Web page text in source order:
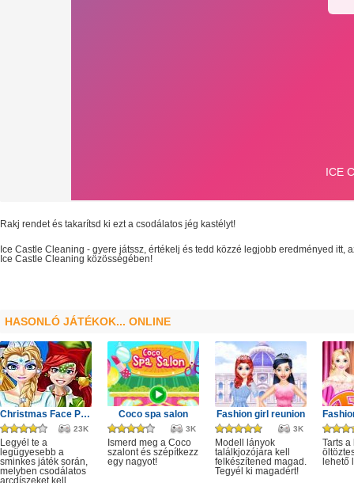
Rakj rendet és takarítsd ki ezt a csodálatos jég kastélyt!
Ice Castle Cleaning - gyere játssz, értékelj és tedd közzé legjobb eredményed itt,
Ice Castle Cleaning közösségében!
HASONLÓ JÁTÉKOK... ONLINE
Christmas Face Painting
23K
Legyél te a
legügyesebb a
sminkes játék során,
melyben csodálatos
arcdíszeket kell...
Coco spa salon
3K
Ismerd meg a Coco
szalont és szépítkezz
egy nagyot!
Fashion girl reunion
3K
Modell lányok
találkjozójára kell
felkészítened magad.
Tegyél ki magadért!
Tarts
lehető